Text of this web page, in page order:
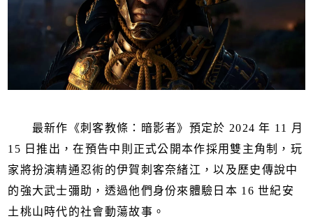
最新作《刺客教條：暗影者》預定於 2024 年 11 月
15 日推出，在預告中則正式公開本作採用雙主角制，玩
家將扮演精通忍術的伊賀刺客奈緒江，以及歷史傳說中
的強大武士彌助，透過他們身份來體驗日本 16 世紀安
土桃山時代的社會動蕩故事。